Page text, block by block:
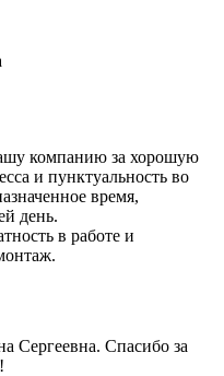
компанию за хорошую
и пунктуальность во
время,
день.
в работе и
Сергеевна. Спасибо за